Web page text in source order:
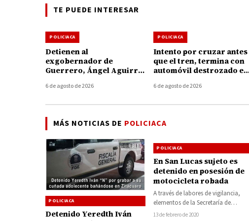
TE PUEDE INTERESAR
POLICIACA
Detienen al
exgobernador de
Guerrero, Ángel Aguirre,
encubrimiento en el caso
6 de agosto de 2026
POLICIACA
Intento por cruzar antes
que el tren, termina con
automóvil destrozado en
6 de agosto de 2026
MÁS NOTICIAS DE POLICIACA
POLICIACA
Detenido Yeredth Iván
POLICIACA
En San Lucas sujeto es
detenido en posesión de
motocicleta robada
A través de labores de vigilancia,
elementos de la Secretaría de
Seguridad Pública (SSP), detuvieron
13 de febrero de 2020